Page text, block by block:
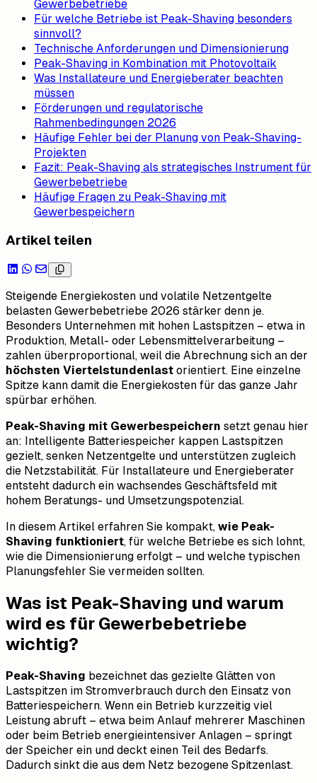
Gewerbebetriebe
Für welche Betriebe ist Peak-Shaving besonders
sinnvoll?
Technische Anforderungen und Dimensionierung
Peak-Shaving in Kombination mit Photovoltaik
Was Installateure und Energieberater beachten
müssen
Förderungen und regulatorische
Rahmenbedingungen 2026
Häufige Fehler bei der Planung von Peak-Shaving-
Projekten
Fazit: Peak-Shaving als strategisches Instrument für
Gewerbebetriebe
Häufige Fragen zu Peak-Shaving mit
Gewerbespeichern
Artikel teilen
Steigende Energiekosten und volatile Netzentgelte
belasten Gewerbebetriebe 2026 stärker denn je.
Besonders Unternehmen mit hohen Lastspitzen – etwa in
Produktion, Metall- oder Lebensmittelverarbeitung –
zahlen überproportional, weil die Abrechnung sich an der
höchsten Viertelstundenlast orientiert. Eine einzelne
Spitze kann damit die Energiekosten für das ganze Jahr
spürbar erhöhen.
Peak-Shaving mit Gewerbespeichern setzt genau hier
an: Intelligente Batteriespeicher kappen Lastspitzen
gezielt, senken Netzentgelte und unterstützen zugleich
die Netzstabilität. Für Installateure und Energieberater
entsteht dadurch ein wachsendes Geschäftsfeld mit
hohem Beratungs- und Umsetzungspotenzial.
In diesem Artikel erfahren Sie kompakt, wie Peak-
Shaving funktioniert, für welche Betriebe es sich lohnt,
wie die Dimensionierung erfolgt – und welche typischen
Planungsfehler Sie vermeiden sollten.
Was ist Peak-Shaving und warum
wird es für Gewerbebetriebe
wichtig?
Peak-Shaving bezeichnet das gezielte Glätten von
Lastspitzen im Stromverbrauch durch den Einsatz von
Batteriespeichern. Wenn ein Betrieb kurzzeitig viel
Leistung abruft – etwa beim Anlauf mehrerer Maschinen
oder beim Betrieb energieintensiver Anlagen – springt
der Speicher ein und deckt einen Teil des Bedarfs.
Dadurch sinkt die aus dem Netz bezogene Spitzenlast.